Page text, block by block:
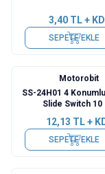
3,40TL +
SEPETE EKLE
Motorobit
SS-24H01 4
Slide Switch 10
12,13 TL +
SEPETE EKLE